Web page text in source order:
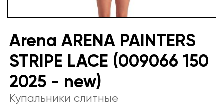
Arena ARENA PAINTERS
STRIPE LACE (009066 150
2025 - new)
Купальники слитные